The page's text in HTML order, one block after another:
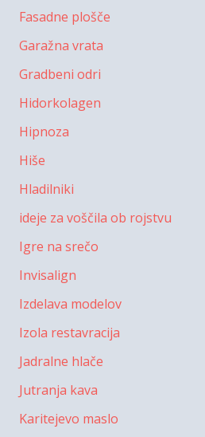
Fasadne plošče
Garažna vrata
Gradbeni odri
Hidorkolagen
Hipnoza
Hiše
Hladilniki
ideje za voščila ob rojstvu
Igre na srečo
Invisalign
Izdelava modelov
Izola restavracija
Jadralne hlače
Jutranja kava
Karitejevo maslo